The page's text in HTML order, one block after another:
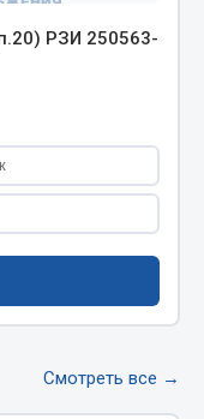
РЗИ 250563-
Смотреть все →